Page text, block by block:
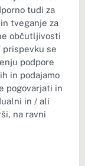
tudi za
tveganje za
občutljivosti
prispevku se
podpore
in podajamo
pogovarjati in
in / ali
na ravni